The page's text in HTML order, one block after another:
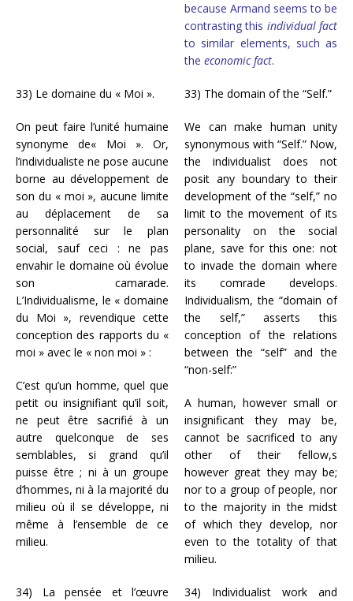
because Armand seems to be
contrasting this individual fact
to similar elements, such as
the economic fact.
33) Le domaine du « Moi ».
On peut faire l’unité humaine
synonyme de« Moi ». Or,
l’individualiste ne pose aucune
borne au développement de
son du « moi », aucune limite
au déplacement de sa
personnalité sur le plan
social, sauf ceci : ne pas
envahir le domaine où évolue
son camarade.
L’Individualisme, le « domaine
du Moi », revendique cette
conception des rapports du «
moi » avec le « non moi » :
C’est qu’un homme, quel que
petit ou insignifiant qu’il soit,
ne peut être sacrifié à un
autre quelconque de ses
semblables, si grand qu’il
puisse être ; ni à un groupe
d’hommes, ni à la majorité du
milieu où il se développe, ni
même à l’ensemble de ce
milieu.
33) The domain of the “Self.”
We can make human unity
synonymous with “Self.” Now,
the individualist does not
posit any boundary to their
development of the “self,” no
limit to the movement of its
personality on the social
plane, save for this one: not
to invade the domain where
its comrade develops.
Individualism, the “domain of
the self,” asserts this
conception of the relations
between the “self” and the
“non-self:”
A human, however small or
insignificant they may be,
cannot be sacrificed to any
other of their fellow,s
however great they may be;
nor to a group of people, nor
to the majority in the midst
of which they develop, nor
even to the totality of that
milieu.
34) La pensée et l’œuvre
34) Individualist work and